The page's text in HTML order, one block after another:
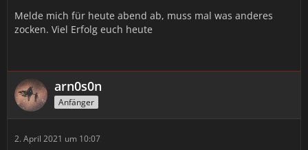
Melde mich für heute abend ab, muss mal was anderes
zocken. Viel Erfolg euch heute
arn0s0n
Anfänger
2. April 2021 um 10:07